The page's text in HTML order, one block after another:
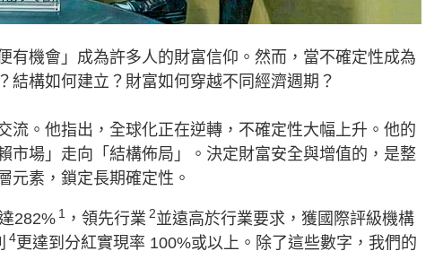
有機會」成為許多人的財富信仰。然而，當不確定性成為
結構如何建立？財富如何穿越不同經濟週期？
流。他指出，全球化正在逆轉，不確定性大幅上升。他的
市場」走向「結構佈局」。決定財富安全與增值的，是整
元素，鎖定長期確定性。
282% 1 ，領先行業 2並遠高於行業要求，獲國際評級機構
4更達到分紅實現率 100%或以上。除了這些數字，我們的